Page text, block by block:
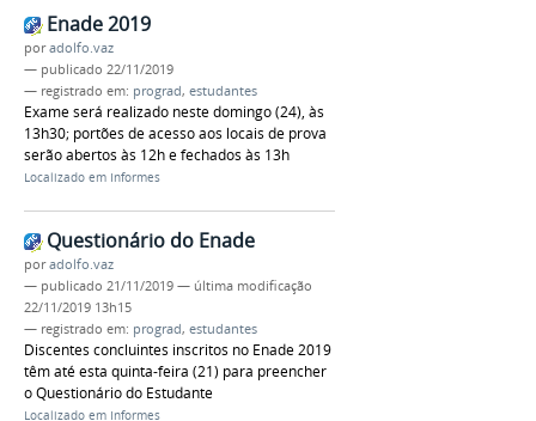
Enade 2019
poradolfo.vaz
— publicado 22/11/2019
— registrado em: prograd, estudantes
Exame será realizado neste domingo (24), às
13h30; portões de acesso aos locais de prova
serão abertos às 12h e fechados às 13h
Localizado em Informes
Questionário do Enade
poradolfo.vaz
— publicado 21/11/2019 — última modificação
22/11/2019 13h15
— registrado em: prograd, estudantes
Discentes concluintes inscritos no Enade 2019
têm até esta quinta-feira (21) para preencher
o Questionário do Estudante
Localizado em Informes